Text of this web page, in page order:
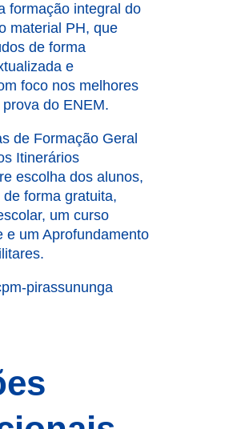
formação integral do
material PH, que
de forma
e
foco nos melhores
do ENEM.
de Formação Geral
Itinerários
escolha dos alunos,
forma gratuita,
um curso
e um Aprofundamento